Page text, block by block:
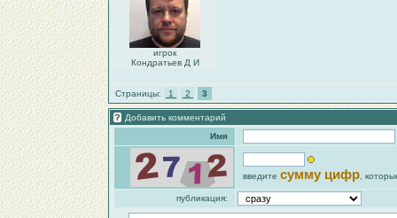
игрок
Кондратьев Д И
Страницы: 1 2 3
Добавить комментарий
Имя
введите сумму цифр ,
публикация: